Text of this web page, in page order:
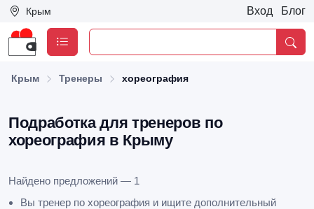
Крым Вход Блог
Крым Тренеры хореография
Подработка для тренеров по
хореография в Крыму
Найдено предложений — 1
Вы тренер по хореография и ищите дополнительный